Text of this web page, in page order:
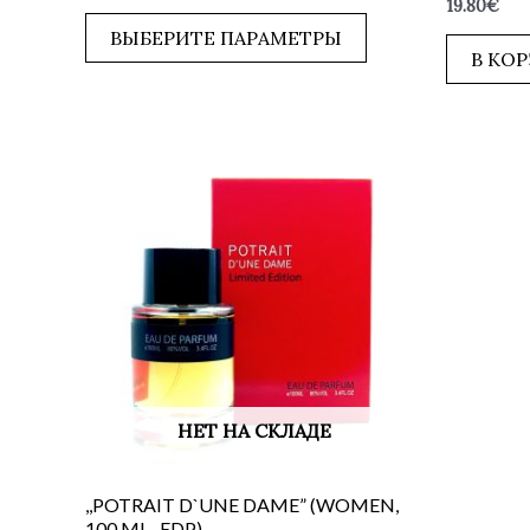
из
ВЫБЕРИТЕ ПАРАМЕТРЫ
из
19.80€
В
НЕТ НА СКЛАДЕ
,,POTRAIT D`UNE DAME” (WOMEN,